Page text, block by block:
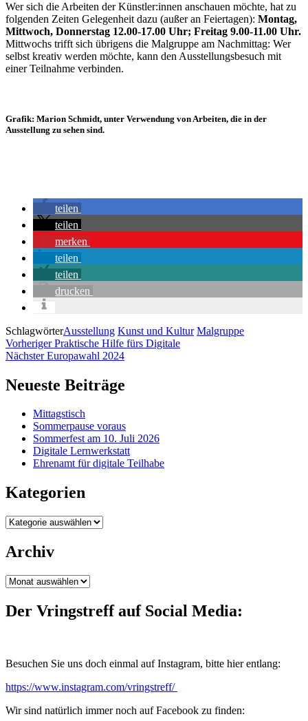
Wer sich die Arbeiten der Künstler:innen anschauen möchte, hat zu
folgenden Zeiten Gelegenheit dazu (außer an Feiertagen): Montag,
Mittwoch, Donnerstag 12.00-17.00 Uhr; Freitag 9.00-11.00 Uhr.
Mittwochs trifft sich übrigens die Malgruppe am Nachmittag: Wer
selbst kreativ werden möchte, kann den Ausstellungsbesuch mit
einer Teilnahme verbinden.
Grafik: Marion Schmidt, unter Verwendung von Arbeiten, die in der
Ausstellung zu sehen sind.
teilen
teilen
merken
teilen
teilen
drucken
SchlagwörterAusstellung Kunst und Kultur Malgruppe
Beitragsnavigation
VorherigerPraktische Hilfe fürs DigitaleVorheriger
NächsterEuropawahl 2024Nächster
Neueste Beiträge
Mittagstisch
Sommerpause voraus
Sommerfest am 10. Juli 2026
Digitale Lernwerkstatt
Ehrenamt für digitale Teilhabe
Kategorien
Kategorien
Archiv
Archiv
Der Vringstreff auf Social Media:
Besuchen Sie uns doch einmal auf Instagram, bitte hier entlang:
https://www.instagram.com/vringstreff/
Wir sind natürlich immer noch auf Facebook zu finden: